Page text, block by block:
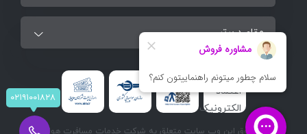
۰۲۱۹۱۰۰۱۸۲۸
مقاصد برتر
تمام حقوق این وب سایت متعلق به شرکت خدمات مسافرت هوایی و